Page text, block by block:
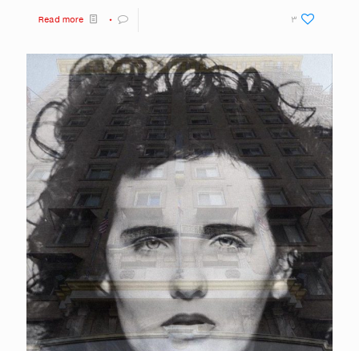
۳ ۰ Read more